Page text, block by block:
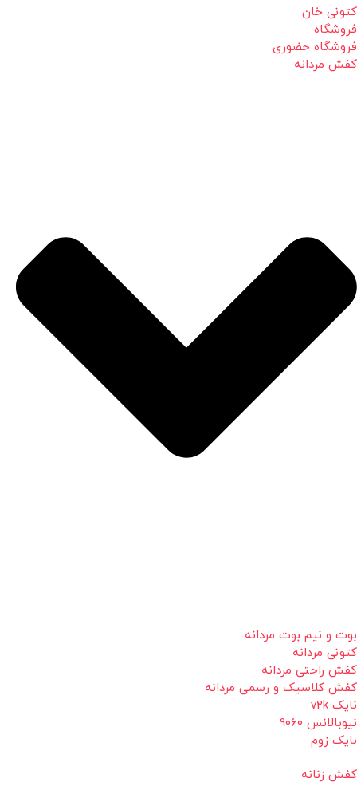
کتونی خان
فروشگاه
فروشگاه حضوری
کفش مردانه
بوت و نیم بوت مردانه
کتونی مردانه
کفش راحتی مردانه
کفش کلاسیک و رسمی مردانه
نایک v2k
نیوبالانس 9060
نایک زوم
کفش زنانه